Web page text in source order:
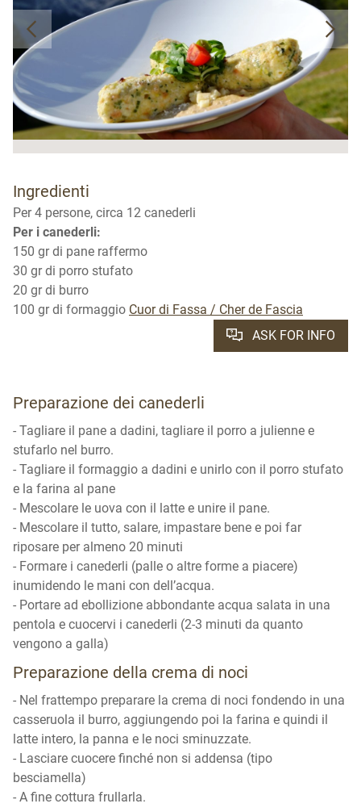
Ingredienti
Per 4 persone, circa 12 canederli
Per i canederli:
150 gr di pane raffermo
30 gr di porro stufato
20 gr di burro
100 gr di formaggio Cuor di Fassa / Cher de Fascia
ASK FOR INFO
Preparazione dei canederli
- Tagliare il pane a dadini, tagliare il porro a julienne e
stufarlo nel burro.
- Tagliare il formaggio a dadini e unirlo con il porro stufato
e la farina al pane
- Mescolare le uova con il latte e unire il pane.
- Mescolare il tutto, salare, impastare bene e poi far
riposare per almeno 20 minuti
- Formare i canederli (palle o altre forme a piacere)
inumidendo le mani con dell’acqua.
- Portare ad ebollizione abbondante acqua salata in una
pentola e cuocervi i canederli (2-3 minuti da quanto
vengono a galla)
Preparazione della crema di noci
- Nel frattempo preparare la crema di noci fondendo in una
casseruola il burro, aggiungendo poi la farina e quindi il
latte intero, la panna e le noci sminuzzate.
- Lasciare cuocere finché non si addensa (tipo
besciamella)
- A fine cottura frullarla.